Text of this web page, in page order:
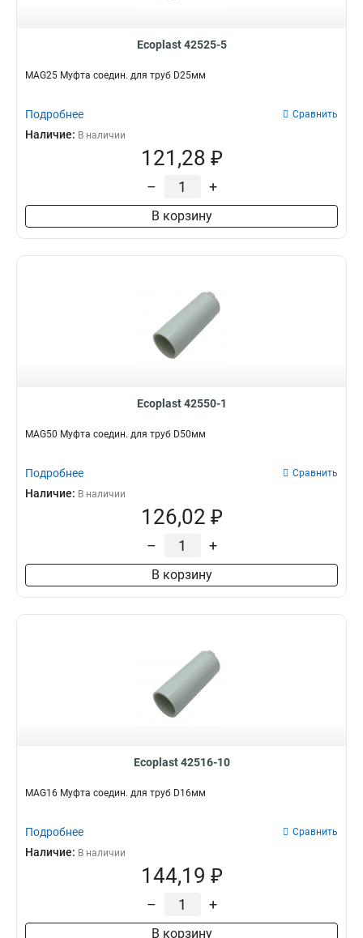
Ecoplast 42525-5
MAG25 Муфта соедин. для труб D25мм
Подробнее Сравнить
Наличие: В наличии
121,28 ₽
– +
В корзину
Ecoplast 42550-1
MAG50 Муфта соедин. для труб D50мм
Подробнее Сравнить
Наличие: В наличии
126,02 ₽
– +
В корзину
Ecoplast 42516-10
MAG16 Муфта соедин. для труб D16мм
Подробнее Сравнить
Наличие: В наличии
144,19 ₽
– +
В корзину